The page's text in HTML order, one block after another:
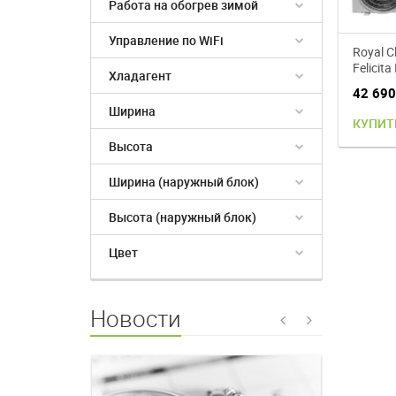
Работа на обогрев зимой
Управление по WiFi
Хладагент
Ширина
Высота
Ширина (наружный блок)
Высота (наружный блок)
Цвет
Новости
Royal
Felicita
42 690